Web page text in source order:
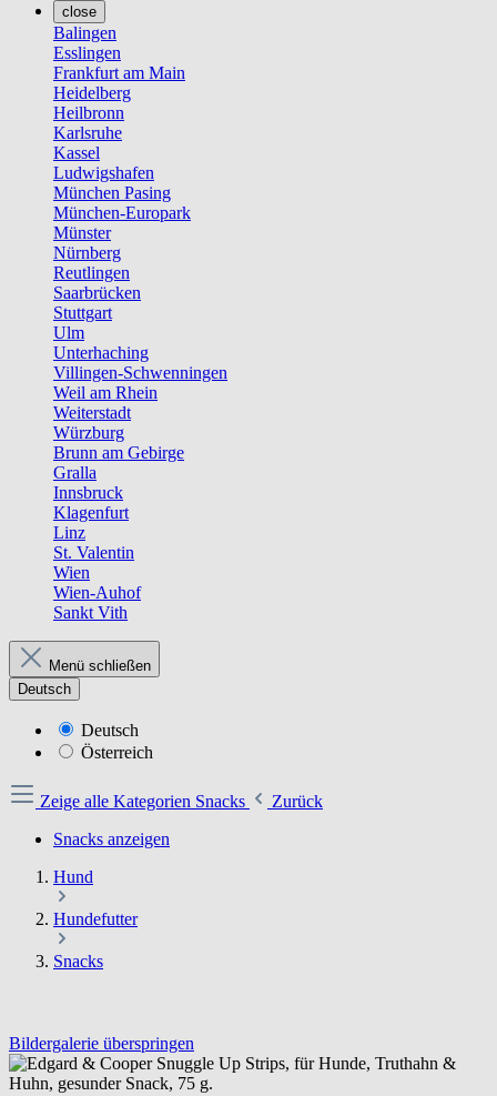
close
Balingen
Esslingen
Frankfurt am Main
Heidelberg
Heilbronn
Karlsruhe
Kassel
Ludwigshafen
München Pasing
München-Europark
Münster
Nürnberg
Reutlingen
Saarbrücken
Stuttgart
Ulm
Unterhaching
Villingen-Schwenningen
Weil am Rhein
Weiterstadt
Würzburg
Brunn am Gebirge
Gralla
Innsbruck
Klagenfurt
Linz
St. Valentin
Wien
Wien-Auhof
Sankt Vith
Menü schließen
Deutsch
Deutsch
Österreich
Zeige alle Kategorien Snacks
Zurück
Snacks anzeigen
Hund
Hundefutter
Snacks
Bildergalerie überspringen